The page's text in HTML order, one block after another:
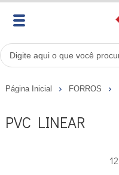
Página Inicial FORROS
PVC LINEAR
12